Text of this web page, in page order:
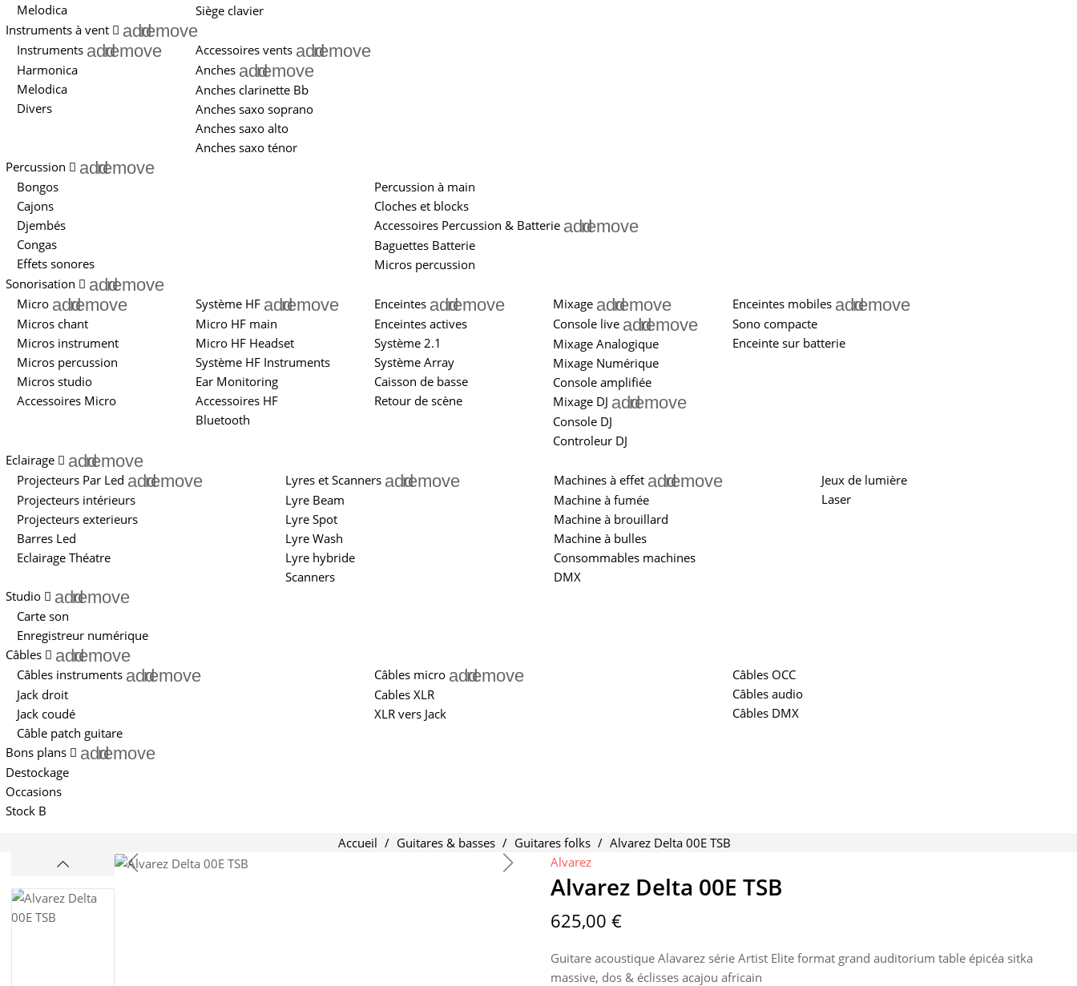
Melodica
Siège clavier
Instruments à vent
addremove
Instruments addremove
Harmonica
Melodica
Divers
Accessoires vents addremove
Anches addremove
Anches clarinette Bb
Anches saxo soprano
Anches saxo alto
Anches saxo ténor
Percussion
addremove
Bongos
Cajons
Djembés
Congas
Effets sonores
Percussion à main
Cloches et blocks
Accessoires Percussion & Batterie addremove
Baguettes Batterie
Micros percussion
Sonorisation
addremove
Micro addremove
Micros chant
Micros instrument
Micros percussion
Micros studio
Accessoires Micro
Système HF addremove
Micro HF main
Micro HF Headset
Système HF Instruments
Ear Monitoring
Accessoires HF
Bluetooth
Enceintes addremove
Enceintes actives
Système 2.1
Système Array
Caisson de basse
Retour de scène
Mixage addremove
Console live addremove
Mixage Analogique
Mixage Numérique
Console amplifiée
Mixage DJ addremove
Console DJ
Controleur DJ
Enceintes mobiles addremove
Sono compacte
Enceinte sur batterie
Eclairage addremove
Projecteurs Par Led addremove
Projecteurs intérieurs
Projecteurs exterieurs
Barres Led
Eclairage Théatre
Lyres et Scanners addremove
Lyre Beam
Lyre Spot
Lyre Wash
Lyre hybride
Scanners
Machines à effet addremove
Machine à fumée
Machine à brouillard
Machine à bulles
Consommables machines
DMX
Jeux de lumière
Laser
Studio addremove
Carte son
Enregistreur numérique
Câbles
addremove
Câbles instruments addremove
Jack droit
Jack coudé
Câble patch guitare
Câbles micro addremove
Cables XLR
XLR vers Jack
Câbles OCC
Câbles audio
Câbles DMX
Bons plans addremove
Destockage
Occasions
Stock B
Accueil
Guitares & basses Guitares folks Alvarez Delta 00E TSB
Promo ! Alvarez
Alvarez Delta 00E TSB
625,00 €
Guitare acoustique Alavarez série Artist Elite format grand auditorium table épicéa sitka
massive, dos & éclisses acajou africain